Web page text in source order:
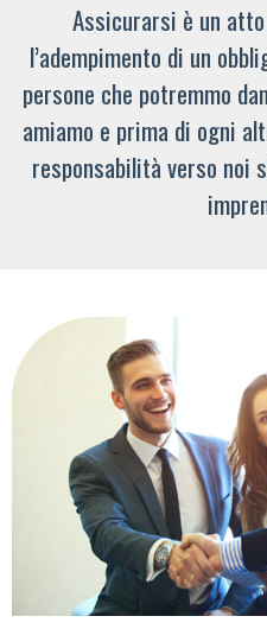
Assicurarsi è un
l’adempimento di un
persone che potremmo
amiamo e prima di ogni
responsabilità verso noi